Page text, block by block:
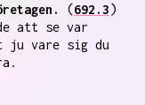
(692.3)
att se var
ju vare sig du